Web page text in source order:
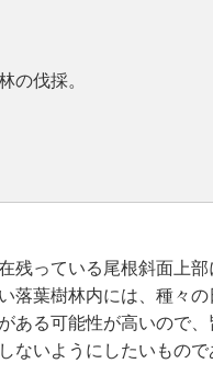
の伐採。
残っている尾根斜面上
落葉樹林内には、種々
ある可能性が高いので
ないようにしたいもので